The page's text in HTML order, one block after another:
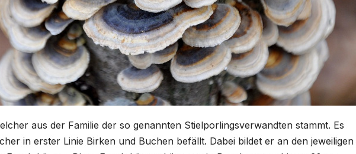
aus der Familie der so genannten Stielporlingsverwandten stammt. Es
in erster Linie Birken und Buchen befällt. Dabei bildet er an den jeweiligen